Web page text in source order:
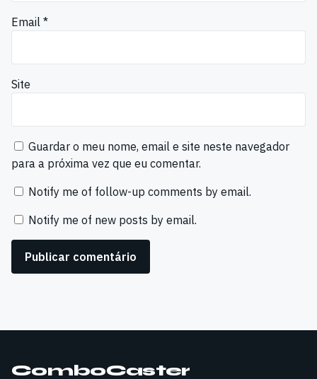
Email *
Site
Guardar o meu nome, email e site neste navegador
para a próxima vez que eu comentar.
Notify me of follow-up comments by email.
Notify me of new posts by email.
ComboCaster